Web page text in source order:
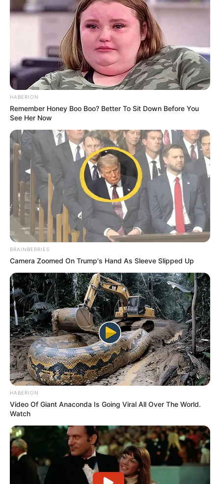
Smartphone Startseite
Suchen:
Auf einigen Seiten dieses Projektes sind Affiliate-
Angebote integriert. Wenn etwas darüber gebucht oder
gekauft wird, ist das eine Unterstützung, ohne dass sich
dadurch der Preis ändert.
HABERION
Remember Honey Boo Boo? Better To Sit Down Before You
See Her Now
BRAINBERRIES
Camera Zoomed On Trump's Hand As Sleeve Slipped Up
HABERION
Video Of Giant Anaconda Is Going Viral All Over The World.
Watch